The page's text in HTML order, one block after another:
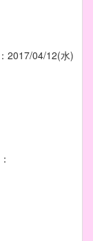
： 2017/04/12(水)
：